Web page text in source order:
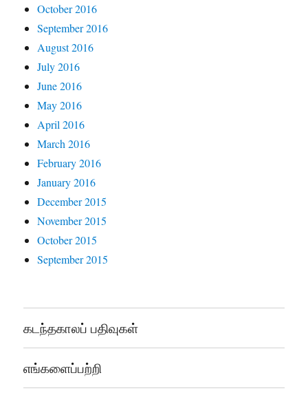
October 2016
September 2016
August 2016
July 2016
June 2016
May 2016
April 2016
March 2016
February 2016
January 2016
December 2015
November 2015
October 2015
September 2015
கடந்தகாலப் பதிவுகள்
எங்களைப்பற்றி